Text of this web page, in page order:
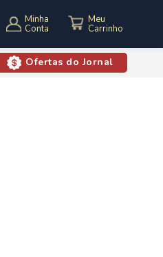
Minha
Conta
Ofertas do Jornal